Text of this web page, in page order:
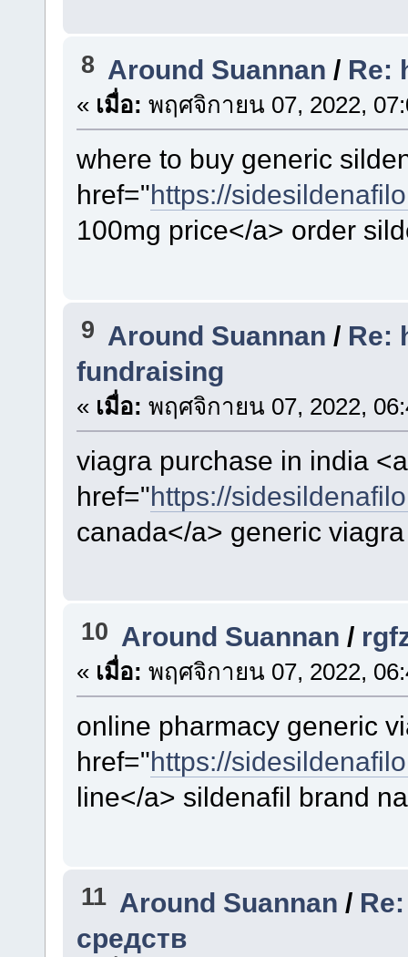
8 Around Suannan / Re:
« เมื่อ: พฤศจิกายน 07, 2022,
where to buy generic
href="https://
100mg price</a> order
9 Around Suannan / Re:
fundraising
« เมื่อ: พฤศจิกายน 07, 2022,
viagra purchase in india <a
href="https://
canada</a> generic
10 Around Suannan /
« เมื่อ: พฤศจิกายน 07, 2022,
online pharmacy generic
href="https://
line</a> sildenafil brand
11 Around Suannan /
средств